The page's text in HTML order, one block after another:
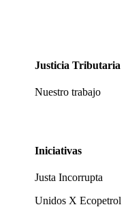
Justicia Tributaria
Nuestro trabajo
Iniciativas
Justa Incorrupta
Unidos X Ecopetrol